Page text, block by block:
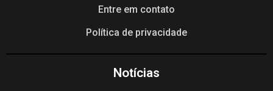
Entre em contato
Política de privacidade
Notícias